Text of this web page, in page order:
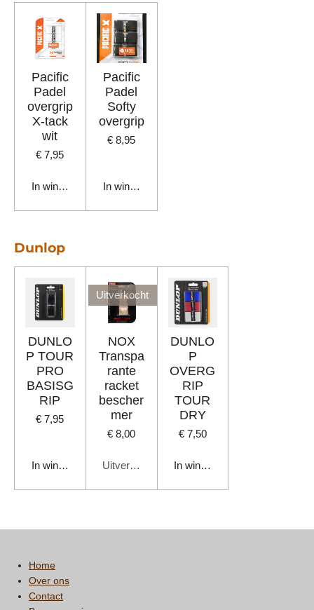
Pacific
Padel
overgrip
X-tack
wit
€ 7,95
In winkelwagen
Pacific
Padel
Softy
overgrip
€ 8,95
In winkelwagen
Dunlop
DUNLO
P TOUR
PRO
BASISG
RIP
€ 7,95
In winkelwagen
Uitverkocht
NOX
Transpa
rante
racket
bescher
mer
€ 8,00
Uitverkocht
DUNLO
P
OVERG
RIP
TOUR
DRY
€ 7,50
In winkelwagen
Home
Over ons
Contact